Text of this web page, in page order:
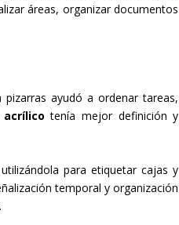
áreas, organizar documentos
ayudó a ordenar tareas,
tenía mejor definición y
para etiquetar cajas y
temporal y organización